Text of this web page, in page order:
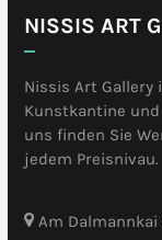
NISSIS ART
Nissis Art Gallery
Kunstkantine
uns finden Sie
jedem Preisnivau.
Am Dalmannkai